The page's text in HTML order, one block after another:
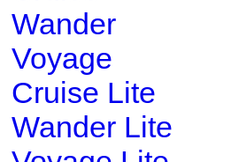
Wander
Voyage
Cruise Lite
Wander Lite